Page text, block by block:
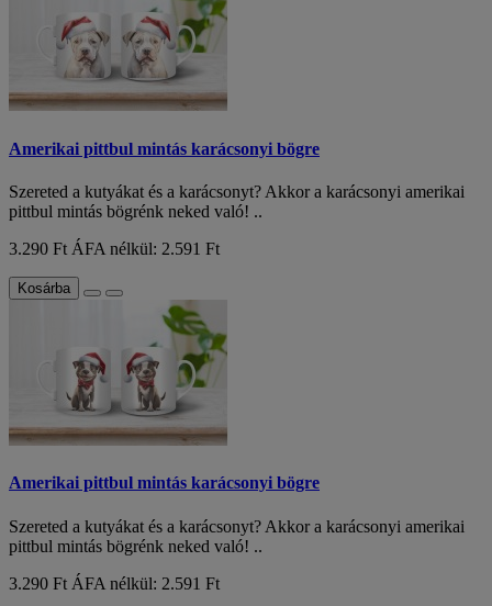
Amerikai pittbul mintás karácsonyi bögre
Szereted a kutyákat és a karácsonyt? Akkor a karácsonyi amerikai
pittbul mintás bögrénk neked való! ..
3.290 Ft ÁFA nélkül: 2.591 Ft
Kosárba
Amerikai pittbul mintás karácsonyi bögre
Szereted a kutyákat és a karácsonyt? Akkor a karácsonyi amerikai
pittbul mintás bögrénk neked való! ..
3.290 Ft ÁFA nélkül: 2.591 Ft